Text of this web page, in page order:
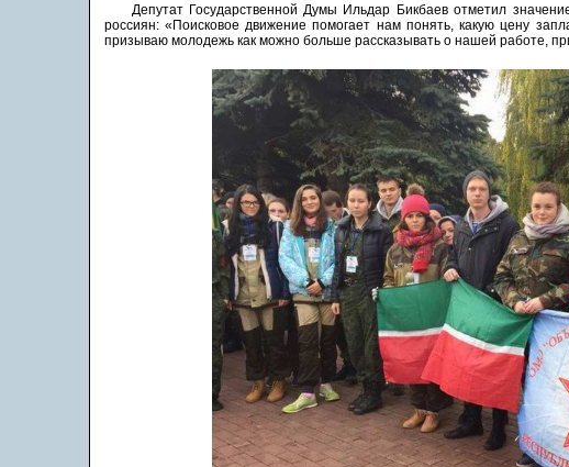
Депутат Государственной Думы Ильдар Бикбаев отметил
россиян: «Поисковое движение помогает нам понять, какую цену
призываю молодежь как можно больше рассказывать о нашей работе,